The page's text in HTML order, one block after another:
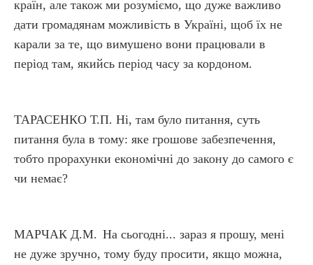
країн, але також ми розуміємо, що дуже важливо
дати громадянам можливість в Україні, щоб їх не
карали за те, що вимушено вони працювали в
період там, якийсь період часу за кордоном.
ТАРАСЕНКО Т.П. Ні, там було питання, суть
питання була в тому: яке грошове забезпечення,
тобто прорахунки економічні до закону до самого є
чи немає?
МАРЧАК Д.М. На сьогодні... зараз я прошу, мені
не дуже зручно, тому буду просити, якщо можна,